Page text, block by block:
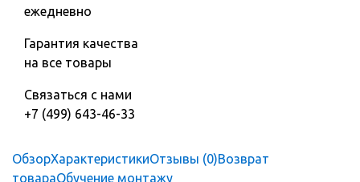
ежедневно
Гарантия качества
на все товары
Связаться с нами
+7 (499) 643-46-33
ОбзорХарактеристикиОтзывы (0)Возврат
товараОбучение монтажу